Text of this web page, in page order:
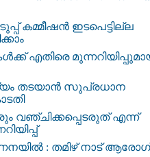
കമ്മീഷൻ ഇടപെട്ടില്ല
എതിരെ
തടയാൻ സുപ്രധാന
വഞ്ചിക്കപ്പെടരുത് എന്ന്
: തമിഴ്​ നാട്